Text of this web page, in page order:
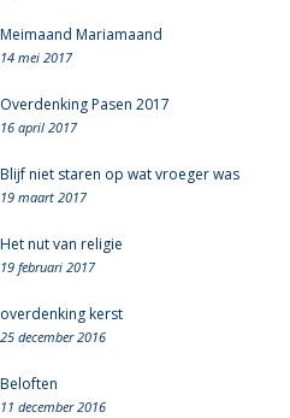
Meimaand Mariamaand
14 mei 2017
Overdenking Pasen 2017
16 april 2017
Blijf niet staren op wat vroeger was
19 maart 2017
Het nut van religie
19 februari 2017
overdenking kerst
25 december 2016
Beloften
11 december 2016